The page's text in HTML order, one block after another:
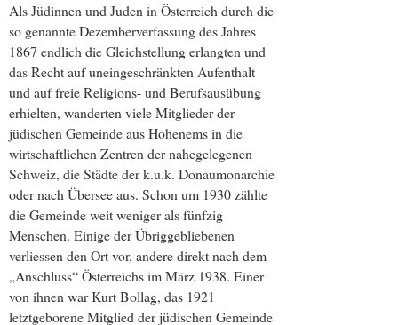
Als Jüdinnen und Juden in Österreich durch die
so genannte Dezemberverfassung des Jahres
1867 endlich die Gleichstellung erlangten und
das Recht auf uneingeschränkten Aufenthalt
und auf freie Religions- und Berufsausübung
erhielten, wanderten viele Mitglieder der
jüdischen Gemeinde aus Hohenems in die
wirtschaftlichen Zentren der nahegelegenen
Schweiz, die Städte der k.u.k. Donaumonarchie
oder nach Übersee aus. Schon um 1930 zählte
die Gemeinde weit weniger als fünfzig
Menschen. Einige der Übriggebliebenen
verliessen den Ort vor, andere direkt nach dem
„Anschluss“ Österreichs im März 1938. Einer
von ihnen war Kurt Bollag, das 1921
letztgeborene Mitglied der jüdischen Gemeinde